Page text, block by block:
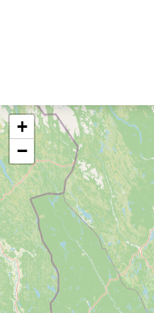
+
−